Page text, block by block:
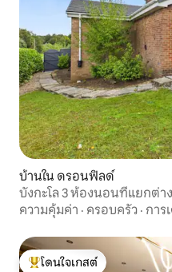
บ้านใน ดรอนฟิลด์
บังกะโล 3 ห้องนอนที่แยกต่
ความคุ้มค่า · ครอบครัว · การ
โดนใจเกสต์